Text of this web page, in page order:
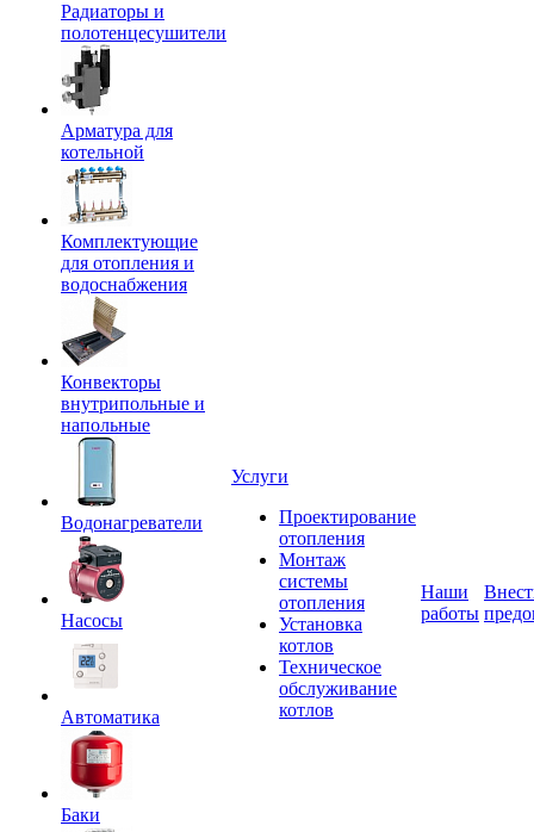
Радиаторы и
полотенцесушители
Арматура для
котельной
Комплектующие
для отопления и
водоснабжения
Конвекторы
внутрипольные и
напольные
Водонагреватели
Насосы
Автоматика
Баки
Услуги
Проектирование
отопления
Монтаж
системы
отопления
Установка
котлов
Техническое
обслуживание
котлов
Наши
работы